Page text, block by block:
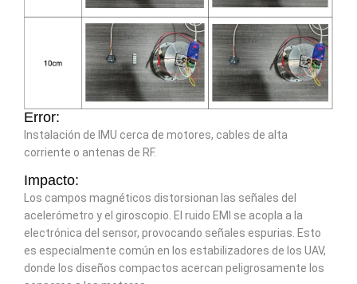
Error:
Instalación de IMU cerca de motores, cables de alta
corriente o antenas de RF.
Impacto:
Los campos magnéticos distorsionan las señales del
acelerómetro y el giroscopio. El ruido EMI se acopla a la
electrónica del sensor, provocando señales espurias. Esto
es especialmente común en los estabilizadores de los UAV,
donde los diseños compactos acercan peligrosamente los